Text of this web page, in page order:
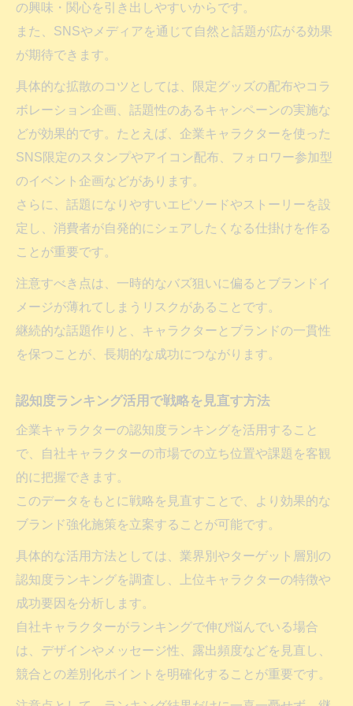
の興味・関心を引き出しやすいからです。
また、SNSやメディアを通じて自然と話題が広がる効果
が期待できます。
具体的な拡散のコツとしては、限定グッズの配布やコラ
ボレーション企画、話題性のあるキャンペーンの実施な
どが効果的です。たとえば、企業キャラクターを使った
SNS限定のスタンプやアイコン配布、フォロワー参加型
のイベント企画などがあります。
さらに、話題になりやすいエピソードやストーリーを設
定し、消費者が自発的にシェアしたくなる仕掛けを作る
ことが重要です。
注意すべき点は、一時的なバズ狙いに偏るとブランドイ
メージが薄れてしまうリスクがあることです。
継続的な話題作りと、キャラクターとブランドの一貫性
を保つことが、長期的な成功につながります。
認知度ランキング活用で戦略を見直す方法
企業キャラクターの認知度ランキングを活用すること
で、自社キャラクターの市場での立ち位置や課題を客観
的に把握できます。
このデータをもとに戦略を見直すことで、より効果的な
ブランド強化施策を立案することが可能です。
具体的な活用方法としては、業界別やターゲット層別の
認知度ランキングを調査し、上位キャラクターの特徴や
成功要因を分析します。
自社キャラクターがランキングで伸び悩んでいる場合
は、デザインやメッセージ性、露出頻度などを見直し、
競合との差別化ポイントを明確化することが重要です。